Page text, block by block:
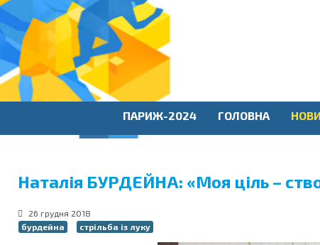
пошук
по
сайту
ПАРИЖ-2024 ГОЛОВНА
Наталія БУРДЕЙНА: «Моя ціль –
26 грудня 2018
бурдейна
стрільба із луку